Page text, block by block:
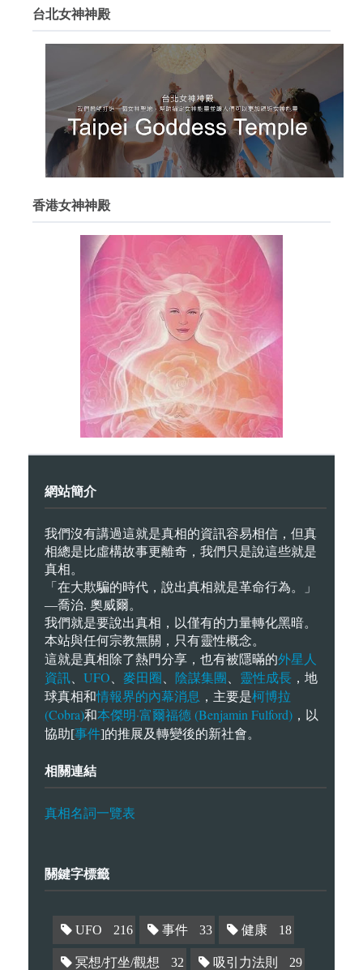
台北女神神殿
香港女神神殿
網站簡介
我們沒有講過這就是真相的資訊容易相信，但真
相總是比虛構故事更離奇，我們只是說這些就是
真相。
「在大欺騙的時代，說出真相就是革命行為。」
—喬治. 奧威爾。
我們就是要說出真相，以僅有的力量轉化黑暗。
本站與任何宗教無關，只有靈性概念。
這就是真相除了熱門分享，也有被隱暪的外星人
資訊、 UFO、 麥田圈、 陰謀集團、 靈性成長 ，地
球真相和情報界的內幕消息 ，主要是柯博拉
(Cobra)和本傑明·富爾福德 (Benjamin Fulford) ，以
協助[事件]的推展及轉變後的新社會。
相關連結
真相名詞一覽表
關鍵字標籤
UFO 216 事件 33 健康 18
冥想/打坐/觀想 32 吸引力法則 29